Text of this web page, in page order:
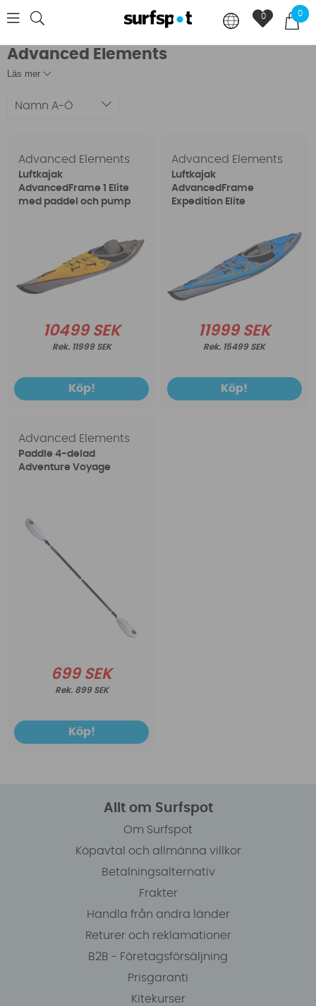
0
0
Advanced Elements
Läs mer
Namn A-Ö
Advanced Elements
Luftkajak
AdvancedFrame 1 Elite
med paddel och pump
10499 SEK
11999 SEK
Köp!
Advanced Elements
Luftkajak
AdvancedFrame
Expedition Elite
11999 SEK
15499 SEK
Köp!
Advanced Elements
Paddle 4-delad
Adventure Voyage
699 SEK
899 SEK
Köp!
Allt om Surfspot
Om Surfspot
Köpavtal och allmänna villkor
Betalningsalternativ
Frakter
Handla från andra länder
Returer och reklamationer
B2B - Företagsförsäljning
Prisgaranti
Kitekurser